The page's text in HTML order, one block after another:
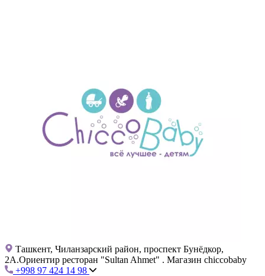
Ташкент, Чиланзарский район, проспект Бунёдкор,
2А.Ориентир ресторан "Sultan Ahmet" . Магазин chiccobaby
+998 97 424 14 98